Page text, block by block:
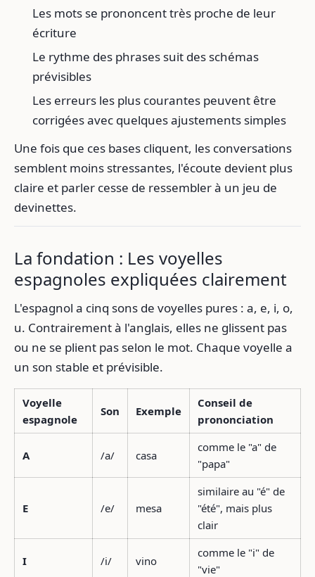
Les mots se prononcent très proche de leur
écriture
Le rythme des phrases suit des schémas
prévisibles
Les erreurs les plus courantes peuvent être
corrigées avec quelques ajustements simples
Une fois que ces bases cliquent, les conversations
semblent moins stressantes, l'écoute devient plus
claire et parler cesse de ressembler à un jeu de
devinettes.
La fondation : Les voyelles
espagnoles expliquées clairement
L'espagnol a cinq sons de voyelles pures : a, e, i, o,
u. Contrairement à l'anglais, elles ne glissent pas
ou ne se plient pas selon le mot. Chaque voyelle a
un son stable et prévisible.
Voyelle
espagnole
Son Exemple
Conseil de
prononciation
A /a/ casa
comme le "a" de
"papa"
E /e/ mesa
similaire au "é" de
"été", mais plus
clair
I /i/ vino
comme le "i" de
"vie"